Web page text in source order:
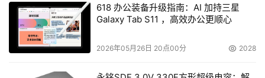
灾难恢复。这些都要归功于最新的I/O同步数据整合性以及
快速、一贯的应用软件恢复。在同地点复制数据方面，CA
EVA运用HP StorageWorks Business Copy适用于来源与
目的数组快照管理，以及快照复制功能。CA EVA目前在HP
StorageWorks eva5000上已支持，预计2003年第3季在
618 办公装备升级指南：AI 加持三星
Galaxy Tab S11 ，高效办公更顺心
2026年05月26日 20点00分 2028